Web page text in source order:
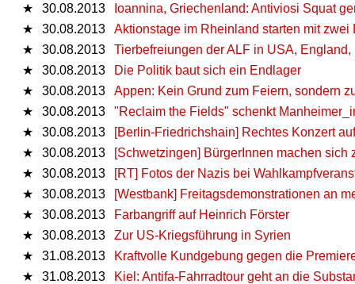
★
30.08.2013
Ioannina, Griechenland: Antiviosi Squat
★
30.08.2013
Aktionstage im Rheinland starten mit zwei
★
30.08.2013
Tierbefreiungen der ALF in USA,
★
30.08.2013
Die Politik baut sich ein Endlager
★
30.08.2013
Appen: Kein Grund zum Feiern, sondern
★
30.08.2013
"Reclaim the Fields" schenkt
★
30.08.2013
[Berlin-Friedrichshain] Rechtes Konzert
★
30.08.2013
[Schwetzingen] BürgerInnen machen sich
★
30.08.2013
[RT] Fotos der Nazis bei
★
30.08.2013
[Westbank] Freitagsdemonstrationen an
★
30.08.2013
Farbangriff auf Heinrich Förster
★
30.08.2013
Zur US-Kriegsführung in Syrien
★
31.08.2013
Kraftvolle Kundgebung gegen die
★
31.08.2013
Kiel: Antifa-Fahrradtour geht an die